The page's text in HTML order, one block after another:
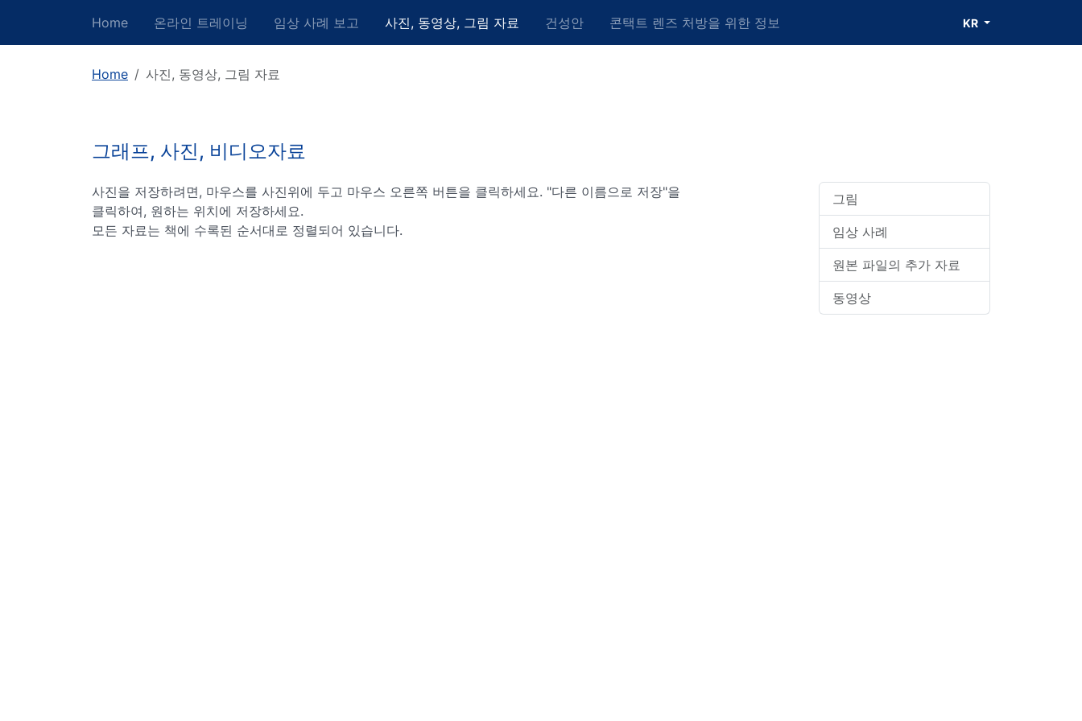
Home 온라인 트레이닝 임상 사례 보고 사진, 동영상, 그림 자료 건성안 콘택트 렌즈 처방을 위한 정보 KR
Home 사진, 동영상, 그림 자료
그래프, 사진, 비디오자료
사진을 저장하려면, 마우스를 사진위에 두고 마우스 오른쪽 버튼을 클릭하세요. "다른 이름으로 저장"을
클릭하여, 원하는 위치에 저장하세요.
모든 자료는 책에 수록된 순서대로 정렬되어 있습니다.
그림
임상 사례
원본 파일의 추가 자료
동영상